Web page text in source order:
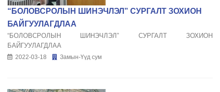
“БОЛОВСРОЛЫН ШИНЭЧЛЭЛ” СУРГАЛТ ЗОХИОН
БАЙГУУЛАГДЛАА
“БОЛОВСРОЛЫН ШИНЭЧЛЭЛ” СУРГАЛТ ЗОХИОН
БАЙГУУЛАГДЛАА
2022-03-18 Замын-Үүд сум